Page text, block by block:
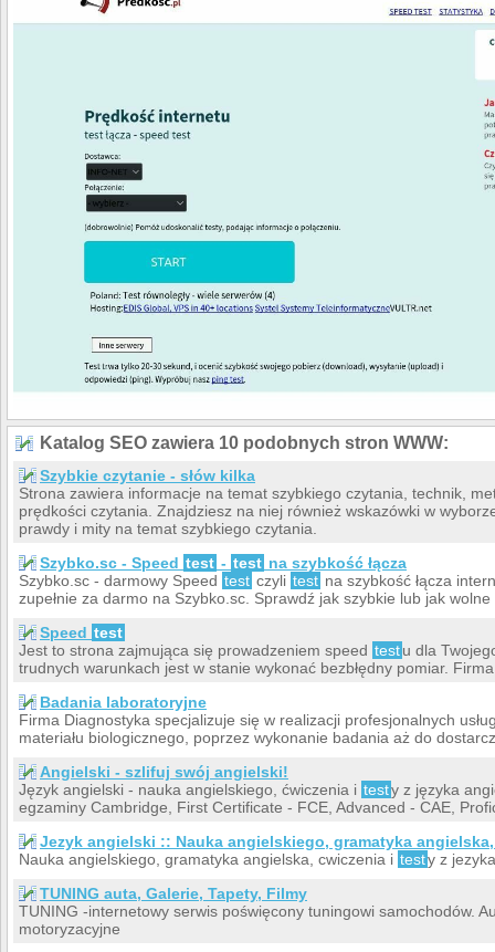
Katalog SEO zawiera 10 podobnych stron WWW:
Szybkie czytanie - słów kilka
Strona zawiera informacje na temat szybkiego czytania, technik,
prędkości czytania. Znajdziesz na niej również wskazówki w
prawdy i mity na temat szybkiego czytania.
Szybko.sc - Speed test - test na szybkość łącza
Szybko.sc - darmowy Speed test czyli test na szybkość łącza
zupełnie za darmo na Szybko.sc. Sprawdź jak szybkie lub jak
Speed test
Jest to strona zajmująca się prowadzeniem speed testu dla
trudnych warunkach jest w stanie wykonać bezbłędny pomiar.
Badania laboratoryjne
Firma Diagnostyka specjalizuje się w realizacji profesjonalnych
materiału biologicznego, poprzez wykonanie badania aż do
Angielski - szlifuj swój angielski!
Język angielski - nauka angielskiego, ćwiczenia i testy z języka
egzaminy Cambridge, First Certificate - FCE, Advanced - CAE,
Jezyk angielski :: Nauka angielskiego, gramatyka
Nauka angielskiego, gramatyka angielska, cwiczenia i testy z
TUNING auta, Galerie, Tapety, Filmy
TUNING -internetowy serwis poświęcony tuningowi samochodów.
motoryzacyjne